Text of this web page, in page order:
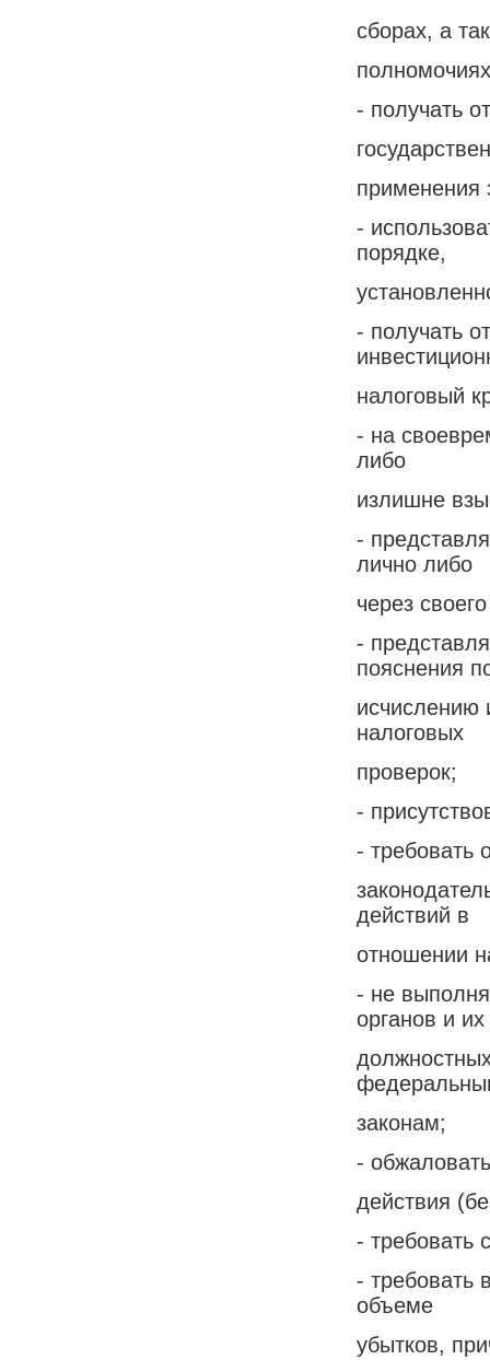
сборах, а
- получать
применения
-
порядке,
- получать
налоговый
- на
либо
излишне
-
лично либо
через
-
пояснения
исчислению
налоговых
проверок;
-
- требовать
действий в
отношении
- не
органов и их
законам;
-
действия
- требовать
- требовать
объеме
убытков,